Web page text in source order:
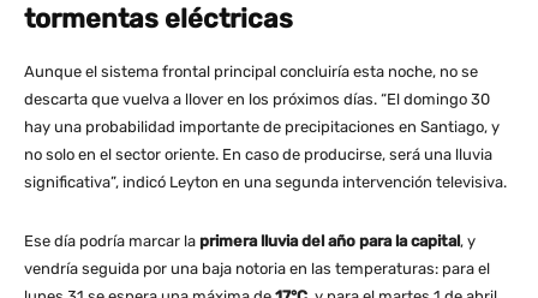
tormentas eléctricas
Aunque el sistema frontal principal concluiría esta noche, no se
descarta que vuelva a llover en los próximos días. “El domingo 30
hay una probabilidad importante de precipitaciones en Santiago, y
no solo en el sector oriente. En caso de producirse, será una lluvia
significativa”, indicó Leyton en una segunda intervención televisiva​.
Ese día podría marcar la primera lluvia del año para la capital, y
vendría seguida por una baja notoria en las temperaturas: para el